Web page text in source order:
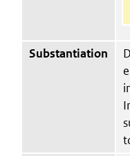
Substantiation